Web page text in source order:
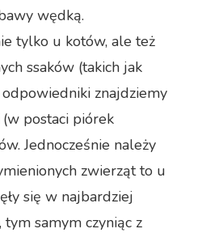
wędką.
tylko u kotów, ale też
ssaków (takich jak
odpowiedniki znajdziemy
postaci piórek
Jednocześnie należy
zwierząt to u
się w najbardziej
samym czyniąc z